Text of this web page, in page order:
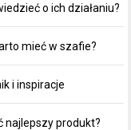
o ich działaniu?
mieć w szafie?
i inspiracje
najlepszy produkt?